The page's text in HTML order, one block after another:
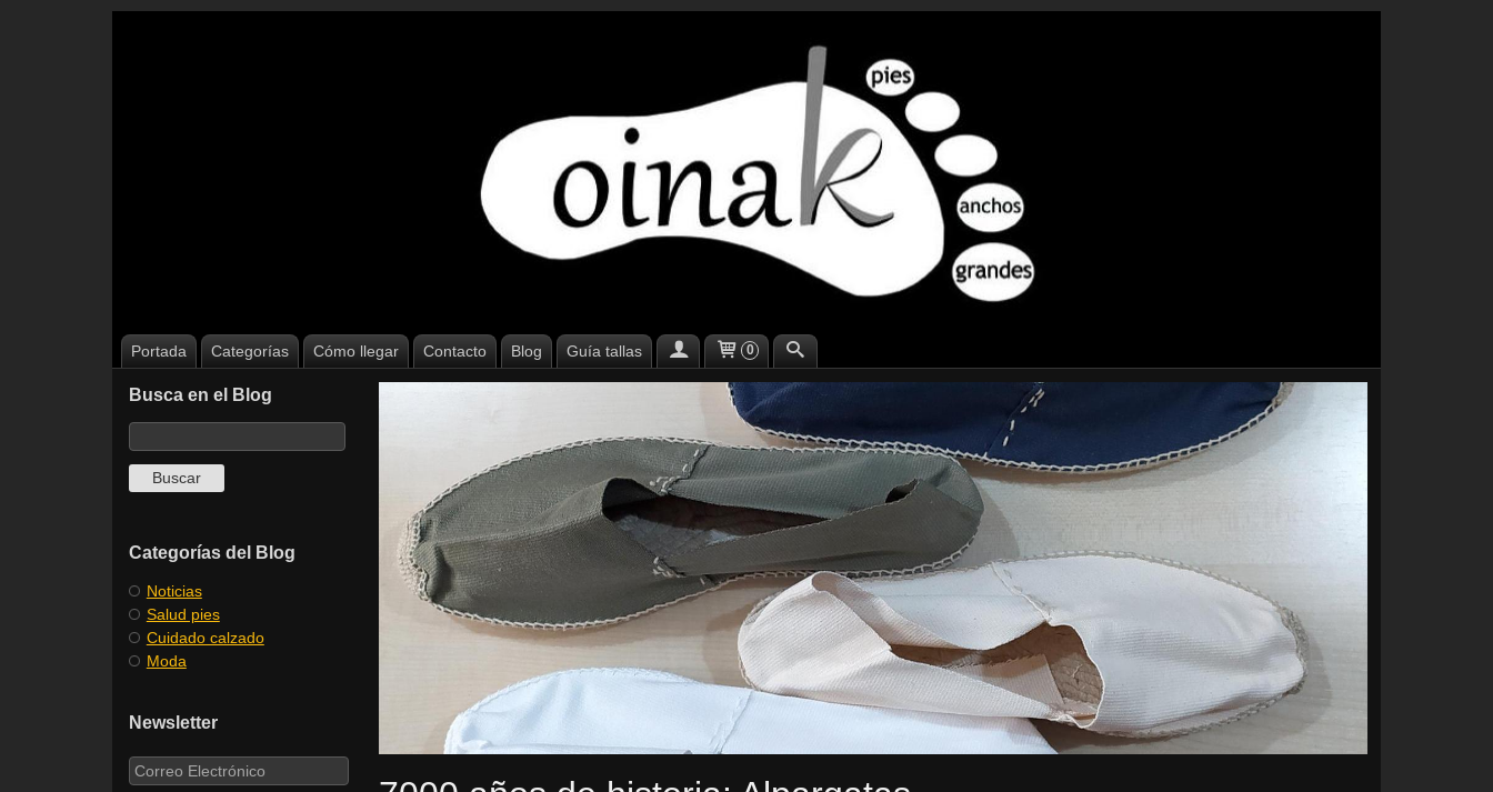
Portada Categorías Cómo llegar Contacto Blog Guía tallas 0
Busca en el Blog
Categorías del Blog
Noticias
Salud pies
Cuidado calzado
Moda
Newsletter